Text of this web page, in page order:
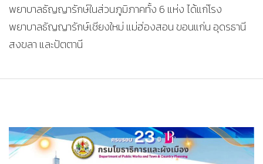
พยาบาลธัญญารักษ์ในส่วนภูมิภาคทั้ง 6 แห่ง ได้แก่โรง
พยาบาลธัญญารักษ์เชียงใหม่ แม่ฮ่องสอน ขอนแก่น อุดรธานี
สงขลา และปัตตานี